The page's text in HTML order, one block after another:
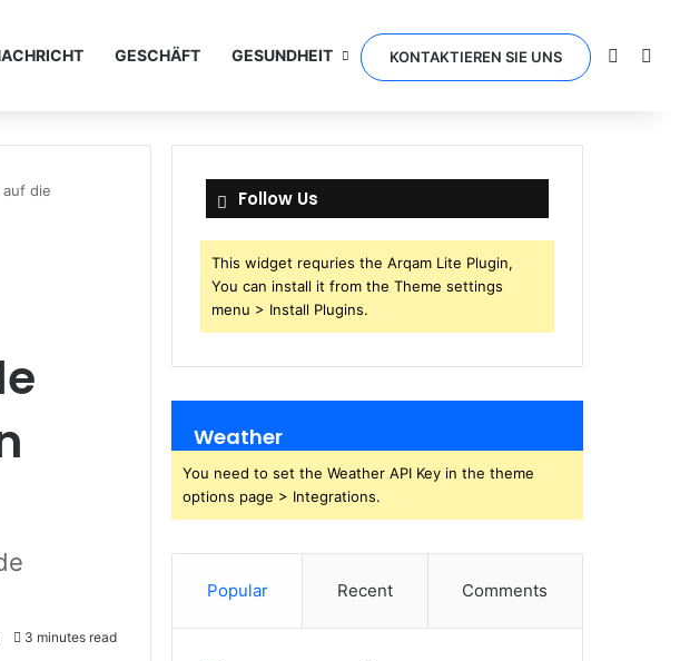
GESCHÄFT GESUNDHEIT KONTAKTIEREN SIE UNS
die
3 minutes read
Follow Us
This widget requries the Arqam Lite Plugin,
You can install it from the Theme settings
menu > Install Plugins.
Weather
You need to set the Weather API Key in the theme
options page > Integrations.
Popular Recent Comments